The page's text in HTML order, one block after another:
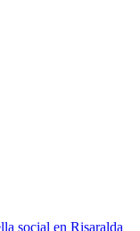
social en Risaralda